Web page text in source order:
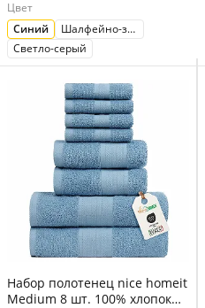
Цвет
Синий
Шалфейно-зеленый
Светло-серый
Набор полотенец nice homeit
Medium 8 шт. 100% хлопок